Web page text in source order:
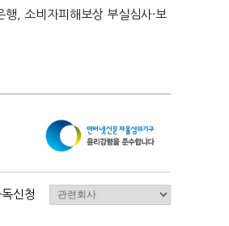
에 '3% 성...
행, 소비자피해보상 부실심사·보
신청